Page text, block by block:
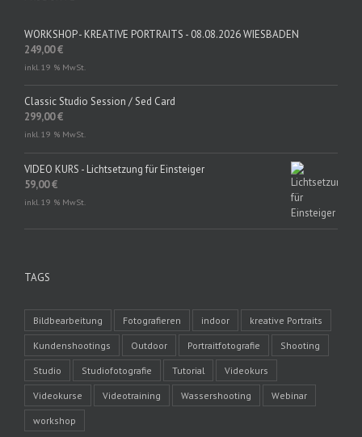
WORKSHOP - KREATIVE PORTRAITS - 08.08.2026 WIESBADEN
249,00€
inkl. 19 % MwSt.
Classic Studio Session / Sed Card
299,00€
inkl. 19 % MwSt.
VIDEO KURS - Lichtsetzung für Einsteiger
59,00€
inkl. 19 % MwSt.
TAGS
Bildbearbeitung Fotografieren indoor kreative Portraits
Kundenshootings Outdoor Portraitfotografie Shooting
Studio Studiofotografie Tutorial Videokurs
Videokurse Videotraining Wassershooting Webinar
workshop